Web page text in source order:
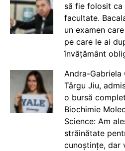
să fie folosit ca
facultate.
un examen
pe care le ai
învățământ
Andra-Gabriela
Târgu Jiu,
o bursă
Biochimie
Science: Am
străinătate
cunoștințe, dar